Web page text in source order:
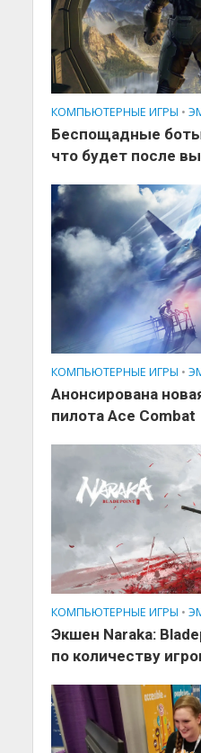
КОМПЬЮТЕРНЫЕ ИГРЫ •
Беспощадные
что будет после
КОМПЬЮТЕРНЫЕ ИГРЫ •
Анонсирована
пилота Ace Combat
КОМПЬЮТЕРНЫЕ ИГРЫ •
Экшен Naraka:
по количеству